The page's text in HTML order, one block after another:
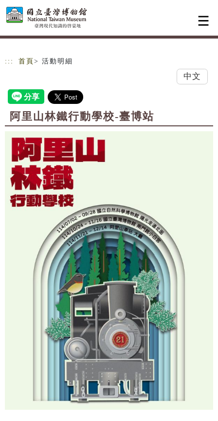
跳到主要內容
網站導覽
::: 首頁 > 活動明細
中文
阿里山林鐵行動學校-臺博站